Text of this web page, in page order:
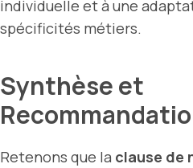
individuelle et à une
spécificités métiers.
Synthèse et
Retenons que la clause de